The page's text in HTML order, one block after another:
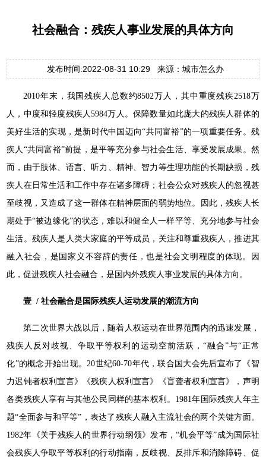
社会融合：残疾人事业发展的具体方向
发布时间:2022-08-31 10:29 来源：城市怎么办
2010年末，我国残疾人总数约8502万人，其中重度残疾2518万
人，中度和轻度残疾人5984万人。保障数量如此庞大的残疾人群体的
美好生活的实现，是新时代中国迈向“共同富裕”的一项重要任务。残
疾人“共同富裕”前提，是平等充分参与社会生活、享受发展成果。然
而，由于肢体、语言、听力、精神、智力等生理功能的长期缺损，残
疾人在日常生活和工作中存在诸多障碍；社会公众对残疾人的忽视甚
至歧视，又造成了这一群体在精神层面的弱势地位。因此，残疾人长
期处于“被边缘化”的状态，难以和健全人一样平等、充分地参与社会
生活。残疾人是人类大家庭的平等成员，关注和尊重残疾人，推进其
融入社会，是国家义不容辞的责任，也是社会文明程度的体现。因
此，促进残疾人社会融合，是国内外残疾人事业发展的具体方向。
壹 / 社会融合是国际残疾人运动发展的潮流方向
第二次世界大战以后，随着人权运动在世界范围内的迅速发展，
残疾人反对歧视、争取平等权利的运动空前活跃，“融合”与“正常
化”的概念开始出现。20世纪60-70年代，联合国大会先后宣布了《智
力迟钝者权利宣言》《残疾人权利宣言》《盲聋者权利宣言》，声明
各类残疾人享有与其他公民同样的基本权利。1981年国际残疾人年主
题“全面参与和平等”，表达了残疾人融入主流社会的两个关键方面。
1982年《关于残疾人的世界行动纲领》发布，“机会平等”成为国际社
会残疾人争取平等权利的行动指南，反歧视、反排斥和消除障碍、促